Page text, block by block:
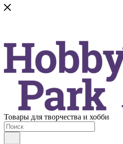
Товары для творчества и хобби